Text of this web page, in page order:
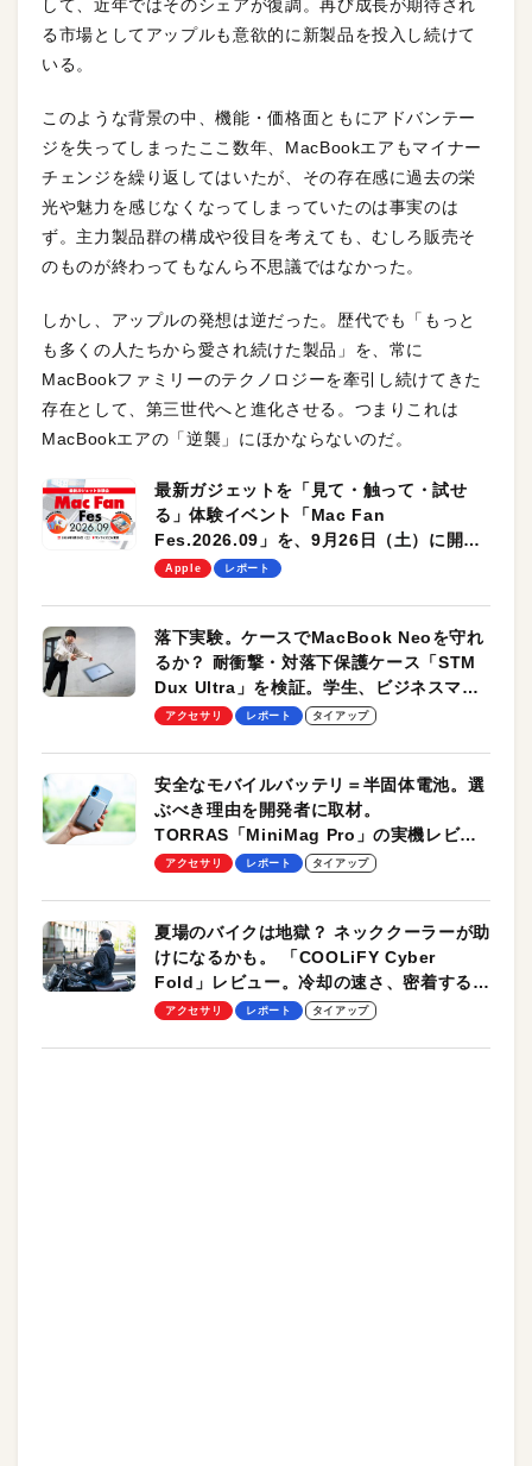
して、近年ではそのシェアが復調。再び成長が期待され
る市場としてアップルも意欲的に新製品を投入し続けて
いる。
このような背景の中、機能・価格面ともにアドバンテー
ジを失ってしまったここ数年、MacBookエアもマイナー
チェンジを繰り返してはいたが、その存在感に過去の栄
光や魅力を感じなくなってしまっていたのは事実のは
ず。主力製品群の構成や役目を考えても、むしろ販売そ
のものが終わってもなんら不思議ではなかった。
しかし、アップルの発想は逆だった。歴代でも「もっと
も多くの人たちから愛され続けた製品」を、常に
MacBookファミリーのテクノロジーを牽引し続けてきた
存在として、第三世代へと進化させる。つまりこれは
MacBookエアの「逆襲」にほかならないのだ。
最新ガジェットを「見て・触って・試せ
る」体験イベント「Mac Fan
Fes.2026.09」を、9月26日（土）に開催
します！
Apple レポート
落下実験。ケースでMacBook Neoを守れ
るか？ 耐衝撃・対落下保護ケース「STM
Dux Ultra」を検証。学生、ビジネスマン
のモバイルユースに最適！
アクセサリ レポート タイアップ
安全なモバイルバッテリ＝半固体電池。選
ぶべき理由を開発者に取材。
TORRAS「MiniMag Pro」の実機レビュ
ーも
アクセサリ レポート タイアップ
夏場のバイクは地獄？ ネッククーラーが助
けになるかも。 「COOLiFY Cyber
Fold」レビュー。冷却の速さ、密着する冷
却プレート、シンプルな操作性がグッド！
アクセサリ レポート タイアップ